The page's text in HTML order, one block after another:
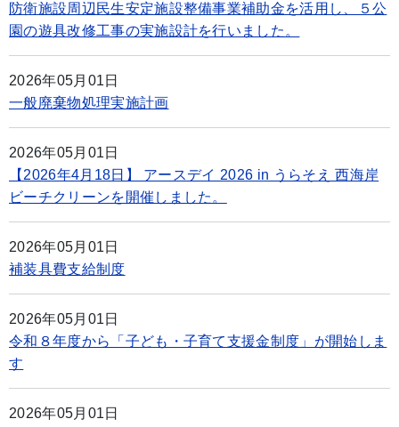
防衛施設周辺民生安定施設整備事業補助金を活用し、５公
園の遊具改修工事の実施設計を行いました。
2026年05月01日
一般廃棄物処理実施計画
2026年05月01日
【2026年4月18日】 アースデイ 2026 in うらそえ 西海岸
ビーチクリーンを開催しました。
2026年05月01日
補装具費支給制度
2026年05月01日
令和８年度から「子ども・子育て支援金制度」が開始しま
す
2026年05月01日